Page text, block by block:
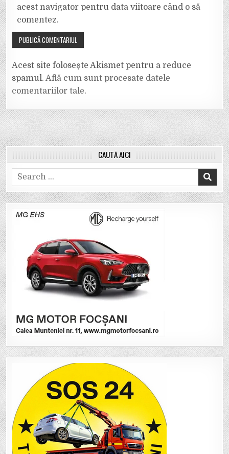
acest navigator pentru data viitoare când o să
comentez.
Acest site folosește Akismet pentru a reduce
spamul.Află cum sunt procesate datele
comentariilor tale.
CAUTĂ AICI
Search
for: